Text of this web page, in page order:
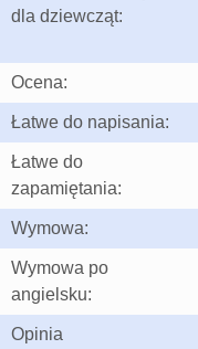
dla dziewcząt:
Ocena:
Łatwe do napisania:
Łatwe do
zapamiętania:
Wymowa:
Wymowa po
angielsku:
Opinia